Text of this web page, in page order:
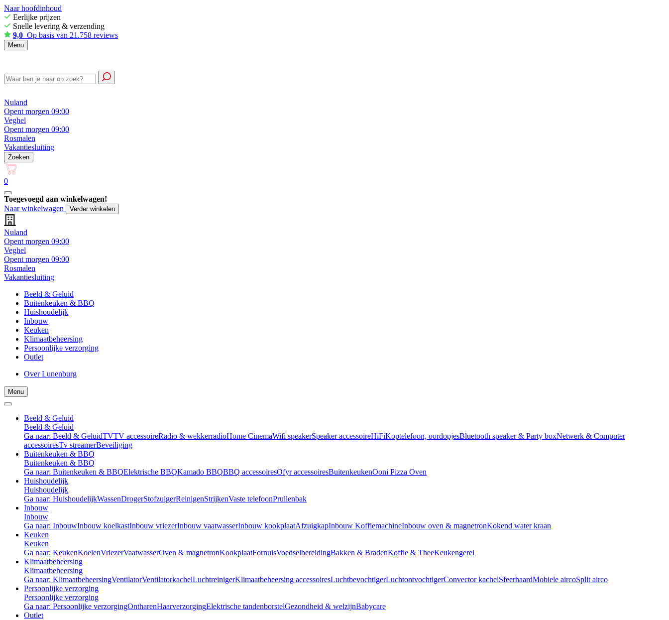
Naar hoofdinhoud
Eerlijke prijzen
Snelle levering & verzending
9,0 Op basis van 21.758 reviews
Menu
Nuland
Opent morgen 09:00
Veghel
Opent morgen 09:00
Rosmalen
Vakantiesluiting
Zoeken
0
Toegevoegd aan winkelwagen!
Naar winkelwagen
Verder winkelen
Nuland
Opent morgen 09:00
Veghel
Opent morgen 09:00
Rosmalen
Vakantiesluiting
Beeld & Geluid
Buitenkeuken & BBQ
Huishoudelijk
Inbouw
Keuken
Klimaatbeheersing
Persoonlijke verzorging
Outlet
Over Lunenburg
Menu
Beeld & Geluid
Beeld & Geluid
Ga naar: Beeld & GeluidTVTV accessoireRadio & wekkerradioHome CinemaWifi speakerSpeaker accessoireHiFiKoptelefoon, oordopjesBluetooth speaker & Party boxNetwerk & Computer
accessoiresTv streamerBeveiliging
Buitenkeuken & BBQ
Buitenkeuken & BBQ
Ga naar: Buitenkeuken & BBQElektrische BBQKamado BBQBBQ accessoiresOfyr accessoiresBuitenkeukenOoni Pizza Oven
Huishoudelijk
Huishoudelijk
Ga naar: HuishoudelijkWassenDrogerStofzuigerReinigenStrijkenVaste telefoonPrullenbak
Inbouw
Inbouw
Ga naar: InbouwInbouw koelkastInbouw vriezerInbouw vaatwasserInbouw kookplaatAfzuigkapInbouw KoffiemachineInbouw oven & magnetronKokend water kraan
Keuken
Keuken
Ga naar: KeukenKoelenVriezerVaatwasserOven & magnetronKookplaatFornuisVoedselbereidingBakken & BradenKoffie & TheeKeukengerei
Klimaatbeheersing
Klimaatbeheersing
Ga naar: KlimaatbeheersingVentilatorVentilatorkachelLuchtreinigerKlimaatbeheersing accessoiresLuchtbevochtigerLuchtontvochtigerConvector kachelSfeerhaardMobiele aircoSplit airco
Persoonlijke verzorging
Persoonlijke verzorging
Ga naar: Persoonlijke verzorgingOntharenHaarverzorgingElektrische tandenborstelGezondheid & welzijnBabycare
Outlet